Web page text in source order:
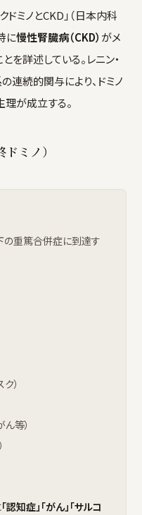
ミノとCKD」（日本内科
に慢性腎臓病（CKD） がメ
を詳述している。レニン・
連続的関与により、ドミノ
が成立する。
ミノ）
の重篤合併症に到達す
）
等）
「認知症」「がん」「サルコ